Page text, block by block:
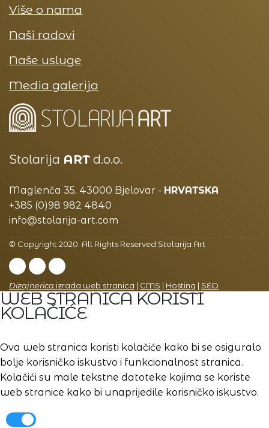
Više o nama
Naši radovi
Naše usluge
Media galerija
Stolarija ART d.o.o.
Maglenča 35, 43000 Bjelovar - HRVATSKA
+385 (0)98 982 4840
info@stolarija-art.com
© Copyright 2020. All Rights Reserved Stolarija Art
Dizajnerica izrada web stranica | CMS | Hosting | SEO
WEB STRANICA KORISTI
KOLAČIĆE
Ova web stranica koristi kolačiće kako bi se osiguralo
bolje korisničko iskustvo i funkcionalnost stranica.
Kolačići su male tekstne datoteke kojima se koriste
web stranice kako bi unaprijedile korisničko iskustvo.